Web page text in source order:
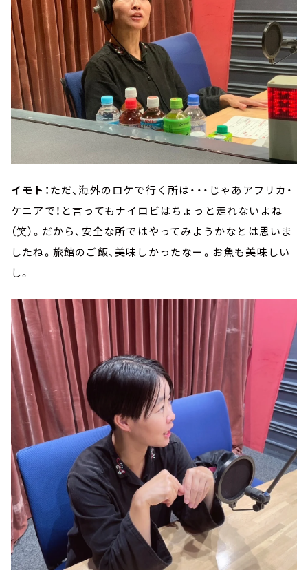
イモト：ただ、海外のロケで行く所は・・・じゃあアフリカ・
ケニアで！と言ってもナイロビはちょっと走れないよね
（笑）。だから、安全な所ではやってみようかなとは思いま
したね。旅館のご飯、美味しかったなー。お魚も美味しい
し。